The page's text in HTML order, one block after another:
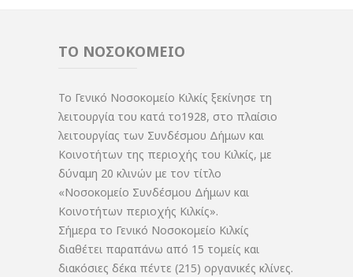
ΤΟ ΝΟΣΟΚΟΜΕΙΟ
Το Γενικό Νοσοκομείο Κιλκίς ξεκίνησε τη
λειτουργία του κατά το1928, στο πλαίσιο
λειτουργίας των Συνδέσμου Δήμων και
Κοινοτήτων της περιοχής του Κιλκίς, με
δύναμη 20 κλινών με τον τίτλο
«Νοσοκομείο Συνδέσμου Δήμων και
Κοινοτήτων περιοχής Κιλκίς».
Σήμερα το Γενικό Νοσοκομείο Κιλκίς
διαθέτει παραπάνω από 15 τομείς και
διακόσιες δέκα πέντε (215) οργανικές κλίνες.